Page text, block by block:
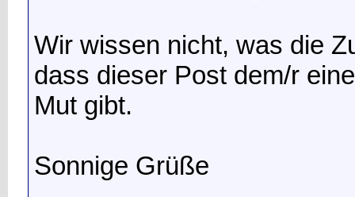
Wir wissen nicht, was die
dass dieser Post dem/r
Mut gibt.
Sonnige Grüße